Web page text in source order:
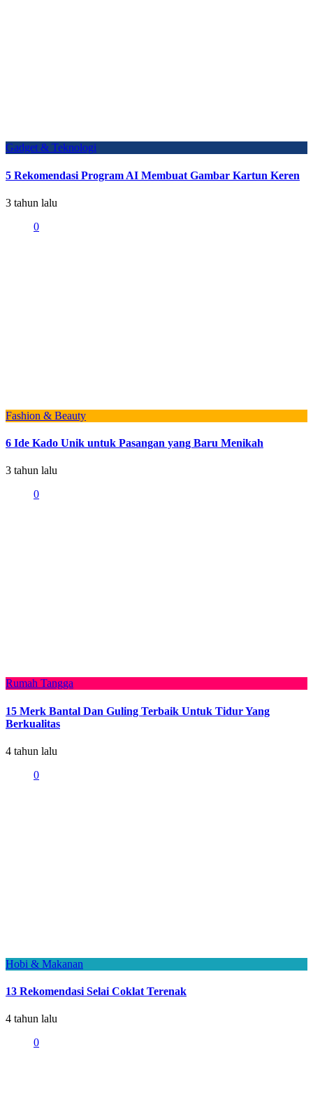
Gadget & Teknologi
5 Rekomendasi Program AI Membuat Gambar Kartun Keren
3 tahun lalu
0
Fashion & Beauty
6 Ide Kado Unik untuk Pasangan yang Baru Menikah
3 tahun lalu
0
Rumah Tangga
15 Merk Bantal Dan Guling Terbaik Untuk Tidur Yang
Berkualitas
4 tahun lalu
0
Hobi & Makanan
13 Rekomendasi Selai Coklat Terenak
4 tahun lalu
0